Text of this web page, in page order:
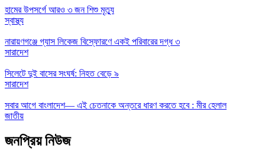
হামের উপসর্গে আরও ৩ জন শিশু মৃত্যু
স্বাস্থ্য
নারায়ণগঞ্জে গ্যাস লিকেজ বিস্ফোরণে একই পরিবারের দগ্ধ ৩
সারাদেশ
সিলেটে দুই বাসের সংঘর্ষ: নিহত বেড়ে ৯
সারাদেশ
সবার আগে বাংলাদেশ— এই চেতনাকে অন্তরে ধারণ করতে হবে : মীর হেলাল
জাতীয়
জনপ্রিয় নিউজ